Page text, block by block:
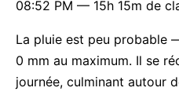
08:52 PM — 15h 15m de
La pluie est peu probable
0 mm au maximum. Il se
journée, culminant autour